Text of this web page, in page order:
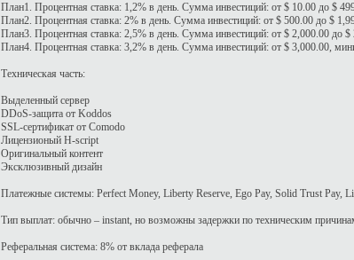
План1. Процентная ставка: 1,2% в день. Сумма инвестиций: от $ 10.00 до $
План2. Процентная ставка: 2% в день. Сумма инвестиций: от $ 500.00 до $
План3. Процентная ставка: 2,5% в день. Сумма инвестиций: от $ 2,000.00 до
План4. Процентная ставка: 3,2% в день. Сумма инвестиций: от $ 3,000.00,
Техническая часть:
Выделенный сервер
DDoS-защита от Koddos
SSL-сертификат от Comodo
Лицензионый H-script
Оригинальный контент
Эксклюзивный дизайн
Платежные системы: Perfect Money, Liberty Reserve, Ego Pay, Solid Trust Pay,
Тип выплат: обычно – instant, но возможны задержки по техническим
Реферальная система: 8% от вклада реферала